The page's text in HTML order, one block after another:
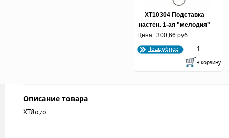
ХТ10304 Подставка
настен. 1-ая "мелодия"
Цена: 300,66 руб.
Подробнее
Описание товара
ХТ8070